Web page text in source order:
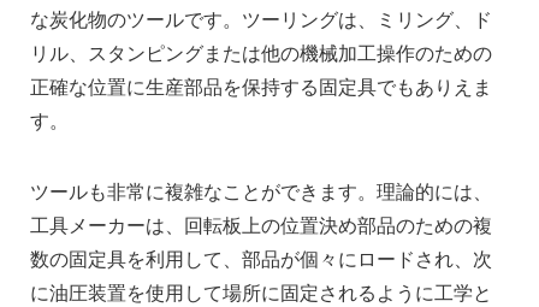
な炭化物のツールです。ツーリングは、ミリング、ド
リル、スタンピングまたは他の機械加工操作のための
正確な位置に生産部品を保持する固定具でもありえま
す。
ツールも非常に複雑なことができます。理論的には、
工具メーカーは、回転板上の位置決め部品のための複
数の固定具を利用して、部品が個々にロードされ、次
に油圧装置を使用して場所に固定されるように工学と